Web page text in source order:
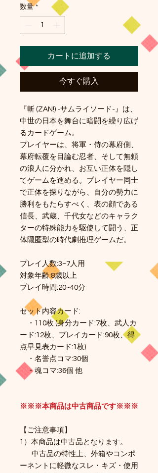
数量 *
カートに追加する
今すぐ購入
『斬 (ZAN!) -サムライソード-』は、
中世の日本を舞台に暗闘を繰り広げ
るカードゲーム。
プレイヤーは、将軍・侍の幕府側、
幕府転覆を目論む忍者、そして無頼
の浪人に分かれ、お互い正体を隠し
てゲームを進める。プレイヤー同士
で正体を探りながら、自分の勢力に
勝利をもたらすべく、表の顔である
信長、武蔵、千代女などのキャラク
ターの特殊能力を駆使して闘う、正
体隠匿型の時代劇推理ゲームだ。
プレイ人数:3~7人用
対象年齢:8歳以上
プレイ時間:20~40分
セット内容カード:
・110枚 (身分カード:7枚、武人カ
ード:12枚、プレイカード:90枚、得
点早見表カード:1枚)
・名誉点コマ:30個
・魂コマ:36個 他
※※※本商品は中古商品です※※※
【ご注意事項】​
1）本商品は中古品となります。
中古品の特性上、外箱やコンポ
ーネントに軽微なスレ・キズ・使用